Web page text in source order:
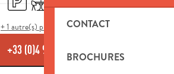
CONTACT
BROCHURES
+ 1 autre(s) prestation(s)
+33 (0)4 91 75 91